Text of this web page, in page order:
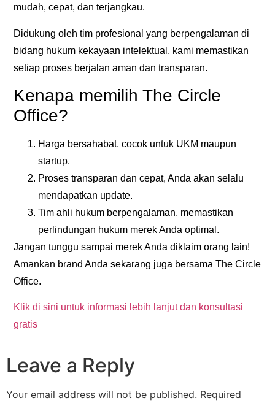
mudah, cepat, dan terjangkau.
Didukung oleh tim profesional yang berpengalaman di
bidang hukum kekayaan intelektual, kami memastikan
setiap proses berjalan aman dan transparan.
Kenapa memilih The Circle
Office?
Harga bersahabat, cocok untuk UKM maupun
startup.
Proses transparan dan cepat, Anda akan selalu
mendapatkan update.
Tim ahli hukum berpengalaman, memastikan
perlindungan hukum merek Anda optimal.
Jangan tunggu sampai merek Anda diklaim orang lain!
Amankan brand Anda sekarang juga bersama The Circle
Office.
Klik di sini untuk informasi lebih lanjut dan konsultasi
gratis
Leave a Reply
Your email address will not be published. Required